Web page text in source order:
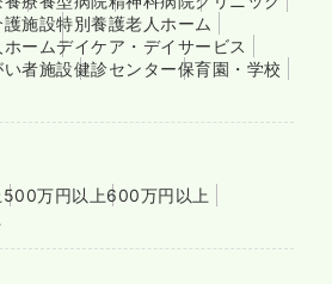
護施設特別養護老人ホーム
ホームデイケア・デイサービス
い者施設健診センター保育園・学校
500万円以上600万円以上